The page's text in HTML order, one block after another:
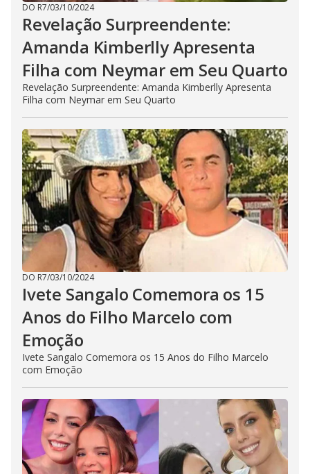
DO R7/03/10/2024
Revelação Surpreendente:
Amanda Kimberlly Apresenta
Filha com Neymar em Seu Quarto
Revelação Surpreendente: Amanda Kimberlly Apresenta
Filha com Neymar em Seu Quarto
DO R7/03/10/2024
Ivete Sangalo Comemora os 15
Anos do Filho Marcelo com
Emoção
Ivete Sangalo Comemora os 15 Anos do Filho Marcelo
com Emoção